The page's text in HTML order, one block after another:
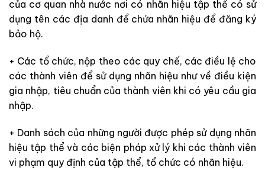
của cơ quan nhà nước nơi có nhãn hiệu tập thể có sử
dụng tên các địa danh để chứa nhãn hiệu để đăng ký
bảo hộ.
+ Các tổ chức, nộp theo các quy chế, các điều lệ cho
các thành viên để sử dụng nhãn hiệu như về điều kiện
gia nhập, tiêu chuẩn của thành viên khi có yêu cầu gia
nhập.
+ Danh sách của những người được phép sử dụng nhãn
hiệu tập thể và các biện pháp xử lý khi các thành viên
vi phạm quy định của tập thể, tổ chức có nhãn hiệu.